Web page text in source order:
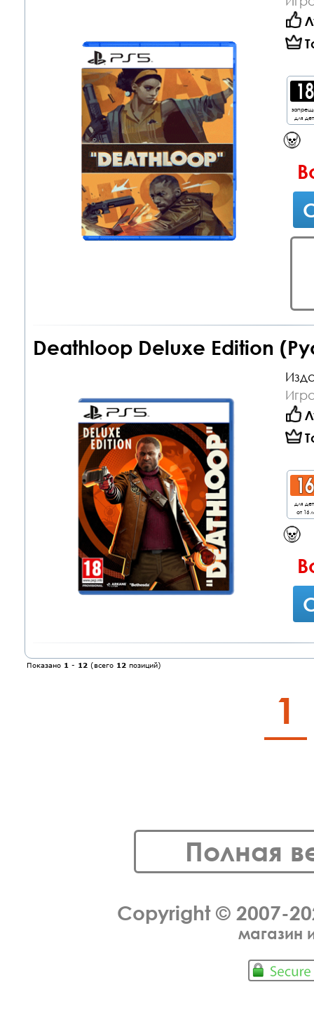
для
Deathloop Deluxe Edition
для
от 16
Показано 1 - 12 (всего 12 позиций)
1
Полная
Copyright © 2007-
магазин